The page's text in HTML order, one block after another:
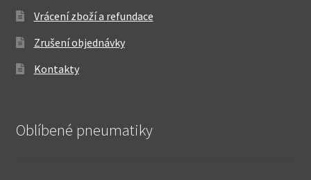
Vrácení zboží a refundace
Zrušení objednávky
Kontakty
Oblíbené pneumatiky